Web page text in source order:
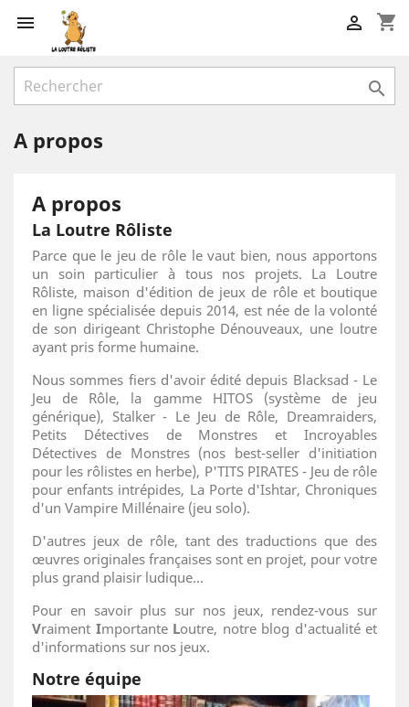
 shopping_cart


A propos
A propos
La Loutre Rôliste
Parce que le jeu de rôle le vaut bien, nous apportons
un soin particulier à tous nos projets. La Loutre
Rôliste, maison d'édition de jeux de rôle et boutique
en ligne spécialisée depuis 2014, est née de la volonté
de son dirigeant Christophe Dénouveaux, une loutre
ayant pris forme humaine.
Nous sommes fiers d'avoir édité depuis Blacksad - Le
Jeu de Rôle, la gamme HITOS (système de jeu
générique), Stalker - Le Jeu de Rôle, Dreamraiders,
Petits Détectives de Monstres et Incroyables
Détectives de Monstres (nos best-seller d'initiation
pour les rôlistes en herbe), P'TITS PIRATES - Jeu de rôle
pour enfants intrépides, La Porte d'Ishtar, Chroniques
d'un Vampire Millénaire (jeu solo).
D'autres jeux de rôle, tant des traductions que des
œuvres originales françaises sont en projet, pour votre
plus grand plaisir ludique...
Pour en savoir plus sur nos jeux, rendez-vous sur
Vraiment Importante Loutre, notre blog d'actualité et
d'informations sur nos jeux.
Notre équipe